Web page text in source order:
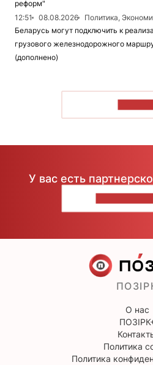
реформ"
12:51
08.08.2026
Политика,
Беларусь могут подключить к
грузового железнодорожного
(дополнено)
У вас есть
О нас
Политика
Политика